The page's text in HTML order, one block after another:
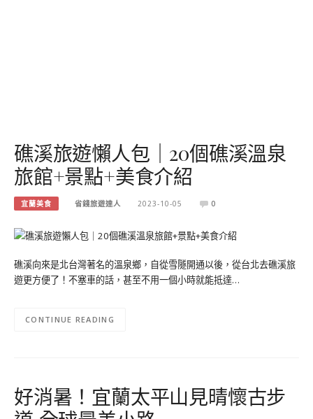
礁溪旅遊懶人包｜20個礁溪溫泉
旅館+景點+美食介紹
宜蘭美食 省錢旅遊達人 2023-10-05 0
礁溪向來是北台灣著名的溫泉鄉，自從雪隧開通以後，從台北去礁溪旅
遊更方便了！不塞車的話，甚至不用一個小時就能抵達…
CONTINUE READING
好消暑！宜蘭太平山見晴懷古步